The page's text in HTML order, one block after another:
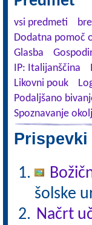
vsi predmeti
Dodatna pomoč
Glasba
IP: Italijanščina
Likovni pouk
Podaljšano
Spoznavanje
šolske
Načrt